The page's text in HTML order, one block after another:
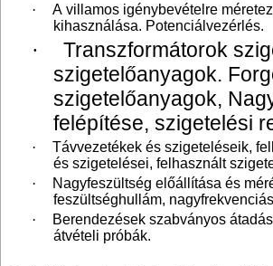
·
A villamos igénybevételre
kihasználása. Potenciálvezérlés.
·
Transzformátorok
szigetelőanyagok.
szigetelőanyagok,
felépítése, szigetelési
·
Távvezetékek és szigeteléseik,
és szigetelései, felhasznált
·
Nagyfeszültség előállítása és
feszültséghullám,
·
Berendezések szabványos
átvételi próbák.